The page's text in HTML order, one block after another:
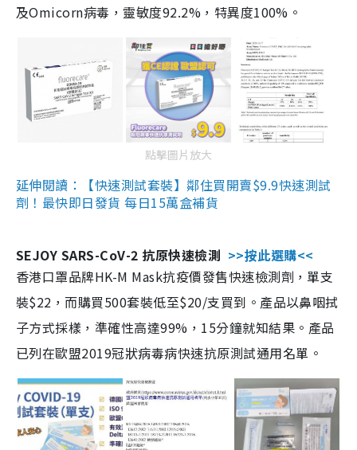
及Omicorn病毒，靈敏度92.2%，特異度100%。
點擊圖片放大
延伸閱讀：【快速測試套裝】鄰住買開賣$9.9快速測試
劑！最快即日發貨 每日15萬盒補貨
SEJOY SARS-CoV-2 抗原快速檢測 >>按此選購<<
香港口罩品牌HK-M Mask抗疫價發售快速檢測劑，單支
裝$22，而購買500套裝低至$20/支買到。產品以鼻咽拭
子方式採樣，準確性高達99%，15分鐘就知結果。產品
已列在歐盟2019冠狀病毒病快速抗原測試通用名單。